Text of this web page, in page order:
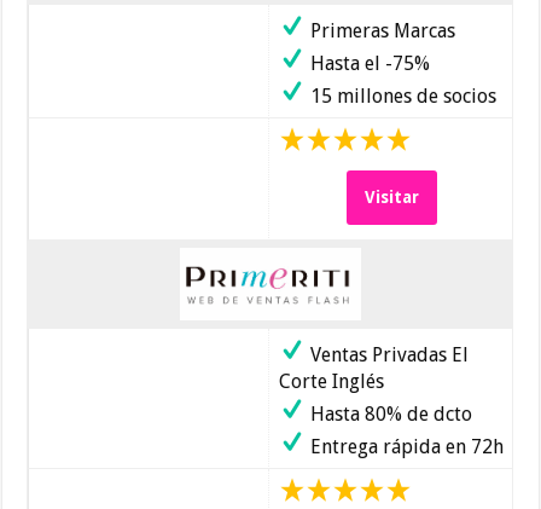
Primeras Marcas
Hasta el -75%
15 millones de socios
Visitar
Ventas Privadas El
Corte Inglés
Hasta 80% de dcto
Entrega rápida en 72h